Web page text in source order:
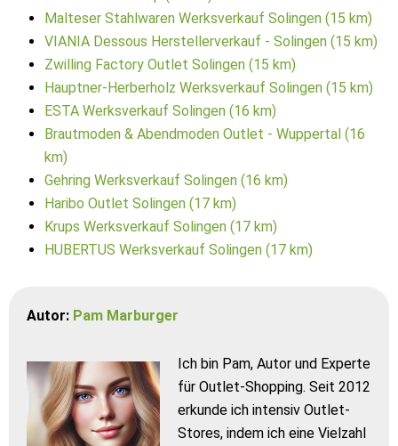
Malteser Stahlwaren Werksverkauf Solingen (15 km)
VIANIA Dessous Herstellerverkauf - Solingen (15 km)
Zwilling Factory Outlet Solingen (15 km)
Hauptner-Herberholz Werksverkauf Solingen (15 km)
ESTA Werksverkauf Solingen (16 km)
Brautmoden & Abendmoden Outlet - Wuppertal (16
km)
Gehring Werksverkauf Solingen (16 km)
Haribo Outlet Solingen (17 km)
Krups Werksverkauf Solingen (17 km)
HUBERTUS Werksverkauf Solingen (17 km)
Autor: Pam Marburger
Ich bin Pam, Autor und Experte
für Outlet-Shopping. Seit 2012
erkunde ich intensiv Outlet-
Stores, indem ich eine Vielzahl